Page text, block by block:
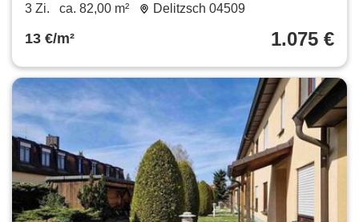
3 Zi. ca. 82,00 m² Delitzsch 04509
13 €/m² 1.075 €